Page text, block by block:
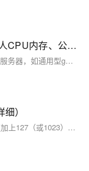
阿里云服务器配置费用整理，支持一万人CPU内存、公网带宽和存储IO性能全解析
要支撑1万人在线流量，需选择阿里云企业级ECS服务器，如通用型g系列、高主频型hf系列或通用算力型u1实例，配置如16核64G及以上，搭配高带宽与SSD/ESSD云盘，费用约数千元每月。
）
浮点数就采⽤下⾯的规则表⽰，即指数E的真实值加上127（或1023），再将有效数字M去掉整数部分的1。